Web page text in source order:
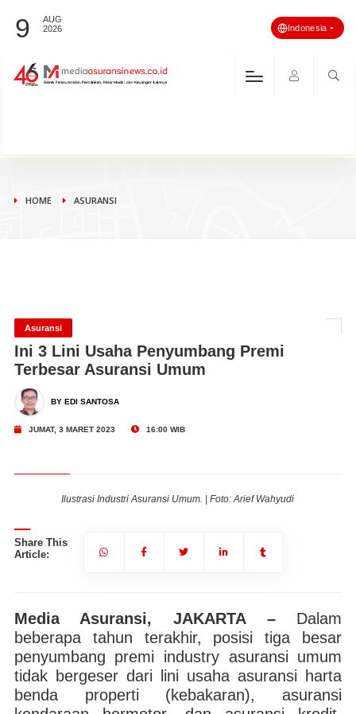
9
AUG
2026
Indonesia
HOME ASURANSI
Asuransi
Ini 3 Lini Usaha Penyumbang Premi
Terbesar Asuransi Umum
BY EDI SANTOSA
JUMAT, 3 MARET 2023 16:00 WIB
Ilustrasi Industri Asuransi Umum. | Foto: Arief Wahyudi
Share This
Article:
Media Asuransi, JAKARTA – Dalam
beberapa tahun terakhir, posisi tiga besar
penyumbang premi industry asuransi umum
tidak bergeser dari lini usaha asuransi harta
benda properti (kebakaran), asuransi